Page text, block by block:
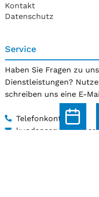
Kontakt
Datenschutz
Service
Haben Sie Fragen zu
Dienstleistungen?
schreiben uns eine E-
Telefonkontakt